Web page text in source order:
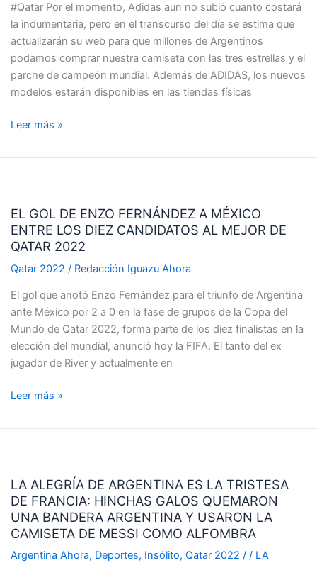
#Qatar Por el momento, Adidas aun no subió cuanto costará
la indumentaria, pero en el transcurso del día se estima que
actualizarán su web para que millones de Argentinos
podamos comprar nuestra camiseta con las tres estrellas y el
parche de campeón mundial. Además de ADIDAS, los nuevos
modelos estarán disponibles en las tiendas físicas
LA
CAMISETA
DE
ARGENTINA
CON
LAS
Leer más »
EL GOL DE ENZO FERNÁNDEZ A MÉXICO
ENTRE LOS DIEZ CANDIDATOS AL MEJOR DE
QATAR 2022
Qatar 2022 / Redacción Iguazu Ahora
El gol que anotó Enzo Fernández para el triunfo de Argentina
ante México por 2 a 0 en la fase de grupos de la Copa del
Mundo de Qatar 2022, forma parte de los diez finalistas en la
elección del mundial, anunció hoy la FIFA. El tanto del ex
jugador de River y actualmente en
DE
ENZO
FERNÁNDEZ
A
ENTRE
LOS
DIEZ
CANDIDATOS
AL
DE
Leer más »
LA ALEGRÍA DE ARGENTINA ES LA TRISTESA
DE FRANCIA: HINCHAS GALOS QUEMARON
UNA BANDERA ARGENTINA Y USARON LA
CAMISETA DE MESSI COMO ALFOMBRA
Argentina Ahora, Deportes, Insólito, Qatar 2022 / / LA
DE
ARGENTINA
ES
LA
TRISTESA